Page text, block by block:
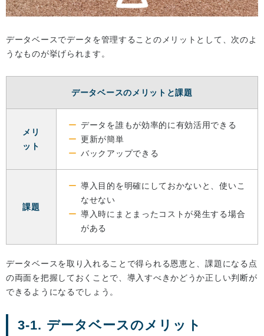
データベースでデータを管理することのメリットとして、次のよ
うなものが挙げられます。
データベースのメリットと課題
メリ
ット
データを誰もが効率的に有効活用できる
更新が簡単
バックアップできる
課題
導入目的を明確にしておかないと、使いこ
なせない
導入時にまとまったコストが発生する場合
がある
データベースを取り入れることで得られる恩恵と、課題になる点
の両面を把握しておくことで、導入すべきかどうか正しい判断が
できるようになるでしょう。
3-1. データベースのメリット